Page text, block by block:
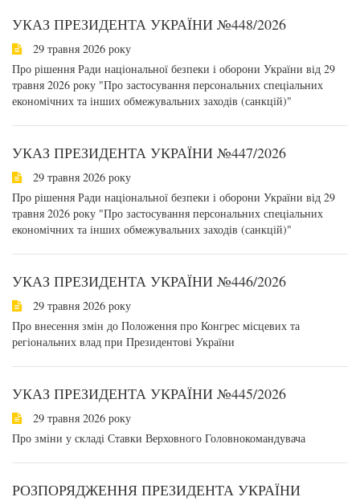
УКАЗ ПРЕЗИДЕНТА УКРАЇНИ №448/2026
29 травня 2026 року
Про рішення Ради національної безпеки і оборони України від 29
травня 2026 року "Про застосування персональних спеціальних
економічних та інших обмежувальних заходів (санкцій)"
УКАЗ ПРЕЗИДЕНТА УКРАЇНИ №447/2026
29 травня 2026 року
Про рішення Ради національної безпеки і оборони України від 29
травня 2026 року "Про застосування персональних спеціальних
економічних та інших обмежувальних заходів (санкцій)"
УКАЗ ПРЕЗИДЕНТА УКРАЇНИ №446/2026
29 травня 2026 року
Про внесення змін до Положення про Конгрес місцевих та
регіональних влад при Президентові України
УКАЗ ПРЕЗИДЕНТА УКРАЇНИ №445/2026
29 травня 2026 року
Про зміни у складі Ставки Верховного Головнокомандувача
РОЗПОРЯДЖЕННЯ ПРЕЗИДЕНТА УКРАЇНИ